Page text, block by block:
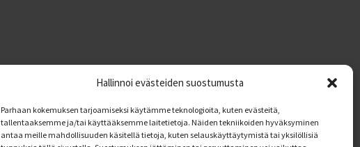
Hallinnoi evästeiden suostumusta
Parhaan kokemuksen tarjoamiseksi käytämme teknologioita, kuten evästeitä,
tallentaaksemme ja/tai käyttääksemme laitetietoja. Näiden tekniikoiden hyväksyminen
antaa meille mahdollisuuden käsitellä tietoja, kuten selauskäyttäytymistä tai yksilöllisiä